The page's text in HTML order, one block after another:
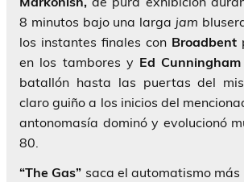
8 minutos bajo una larga jam
los instantes finales con Broadbent
en los tambores y Ed Cunningham
batallón hasta las puertas del
claro guiño a los inicios del
antonomasía dominó y evolucionó
80.
“The Gas” saca el automatismo más